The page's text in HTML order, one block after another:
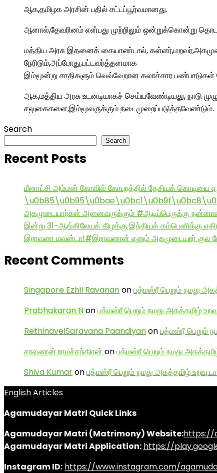
ஆக,தமிழக அரசின் பதில் சட்டப்பூர்வமானது.
ஆனால்,தேவரினம் என்பது முற்றிலும் ஒன்றுக்கொன்று
மத்திய அரசு இதனைக் கையாண்டால்,
நேரிடும்,அப்போது,பட்டவர்த்தனமாக
இம்மூன்று சாதிகளும் வெவ்வேறான கலாச்சார
ஆக,மத்திய அரசு உடனடியாகச் செய்யவேண்டியது, நாடு
சலுகைகளை,இம்மூவருக்கும் நடைமுறைப்படுத்தவேண்டும்.
Search
Search
Recent Posts
மீனாட்சி அம்மன் கோவில் கோபுரத்தில் தேசியக் கொடியை
அகமுடையார்கள் அனைவருக்கும் #ஆடிப்பெருக்கு
இன்று 31-ஆங்கிலேயக் கிழக்கு இந்தியக் கம்பெனிக்கு
இராவண மவன்டா!#இராவணன் எனும் அகமுடையார் குல
Recent Comments
Singapore Ezhil Ravananonபத்மஸ்ரீ பெறும் நமது
Prabhakaran Nonபத்மஸ்ரீ பெறும் நமது அகத்தமிழ்
RethinavelSaravana Paandiyanonபத்மஸ்ரீ பெறும்
சரவணன் ராமச்சந்திரன் onபத்மஸ்ரீ பெறும் நமது
Shiva Kumaronபத்மஸ்ரீ பெறும் நமது அகத்தமிழ் உறவு
English Articles
Agamudayar Matri Quick Links
Agamudayar Matri (Matrimony) Website:https://
Agamudayar Matri Application: https://
Instagram ID: https://www.instagram.com/